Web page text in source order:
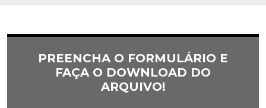
PREENCHA O FORMULÁRIO E
FAÇA O DOWNLOAD DO
ARQUIVO!